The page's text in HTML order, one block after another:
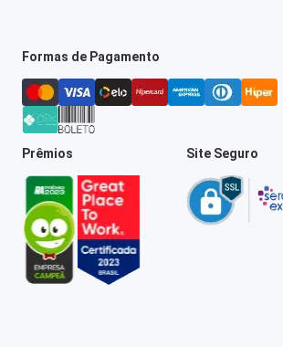
Formas de Pagamento
Prêmios Site Seguro